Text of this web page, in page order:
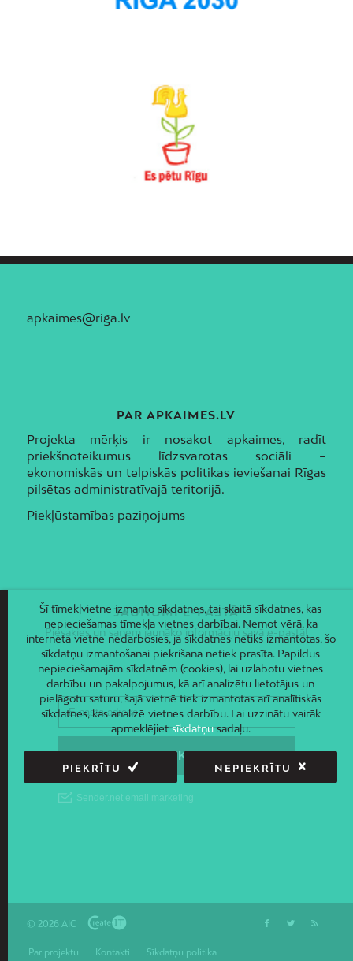
apkaimes@riga.lv
PAR APKAIMES.LV
Projekta mērķis ir nosakot apkaimes, radīt
priekšnoteikumus līdzsvarotas sociāli –
ekonomiskās un telpiskās politikas ieviešanai Rīgas
pilsētas administratīvajā teritorijā.
Piekļūstamības paziņojums
JAUNUMI E-PASTĀ
Piesakies un saņem jaunāko informāciju savā e-pastā!
© 2026 AIC
Par projektu Kontakti Sīkdatņu politika
Šī tīmekļvietne izmanto sīkdatnes, tai skaitā sīkdatnes, kas
nepieciešamas tīmekļa vietnes darbībai. Ņemot vērā, ka
interneta vietne nedarbosies, ja sīkdatnes netiks izmantotas, šo
sīkdatņu izmantošanai piekrišana netiek prasīta. Papildus
nepieciešamajām sīkdatnēm (cookies), lai uzlabotu vietnes
darbību un pakalpojumus, kā arī analizētu lietotājus un
pielāgotu saturu, šajā vietnē tiek izmantotas arī analītiskās
sīkdatnes, kas analizē vietnes darbību. Lai uzzinātu vairāk
apmeklējietsīkdatņusadaļu.
PIEKRĪTU NEPIEKRĪTU